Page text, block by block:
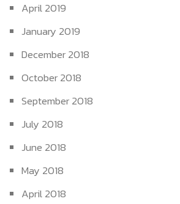
April 2019
January 2019
December 2018
October 2018
September 2018
July 2018
June 2018
May 2018
April 2018